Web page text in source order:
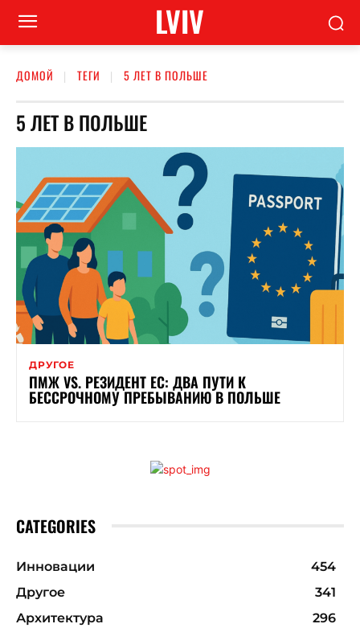
LVIV
ДОМОЙ ТЕГИ 5 ЛЕТ В ПОЛЬШЕ
5 ЛЕТ В ПОЛЬШЕ
ДРУГОЕ
ПМЖ VS. РЕЗИДЕНТ ЕС: ДВА ПУТИ К
БЕССРОЧНОМУ ПРЕБЫВАНИЮ В ПОЛЬШЕ
CATEGORIES
Инновации
454
Другое
341
Архитектура
296